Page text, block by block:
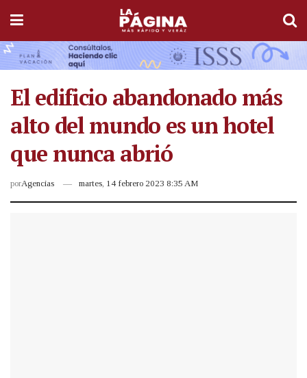
El edificio abandonado más
alto del mundo es un hotel
que nunca abrió
porAgencias martes, 14 febrero 2023 8:35 AM